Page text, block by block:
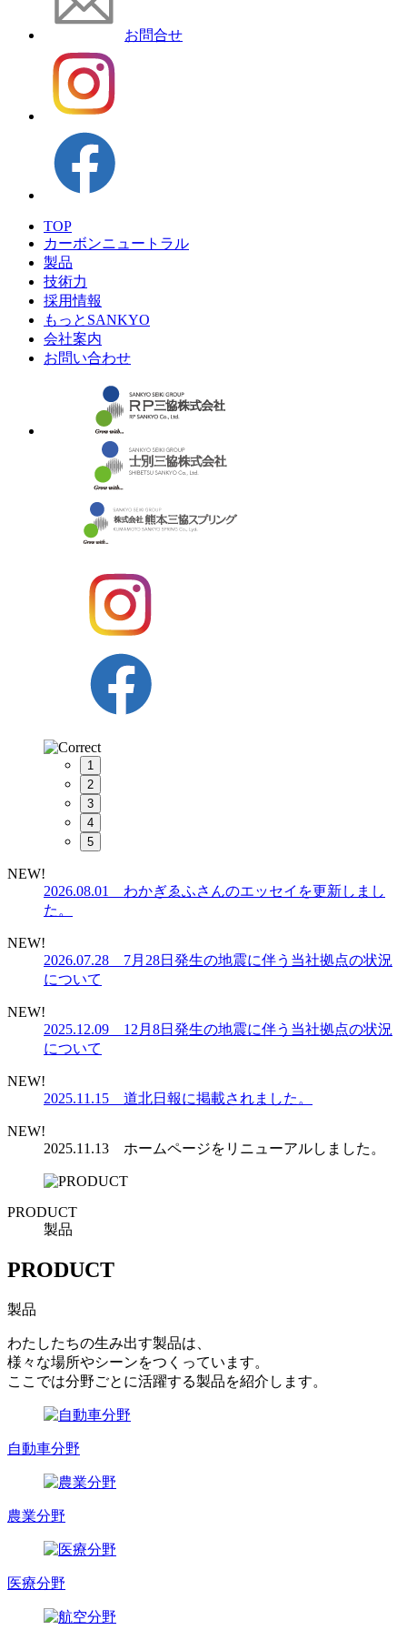
お問合せ
TOP
カーボンニュートラル
製品
技術力
採用情報
もっとSANKYO
会社案内
お問い合わせ
1
2
3
4
5
NEW!
2026.08.01 わかぎゑふさんのエッセイを更新しまし
た。
NEW!
2026.07.28 7月28日発生の地震に伴う当社拠点の状況
について
NEW!
2025.12.09 12月8日発生の地震に伴う当社拠点の状況
について
NEW!
2025.11.15 道北日報に掲載されました。
NEW!
2025.11.13 ホームページをリニューアルしました。
PRODUCT
製品
PRODUCT
製品
わたしたちの生み出す製品は、
様々な場所やシーンをつくっています。
ここでは分野ごとに活躍する製品を紹介します。
自動車分野
農業分野
医療分野